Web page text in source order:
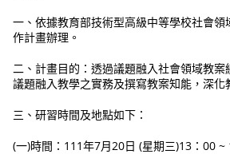
一、依據教育部技術型高級中等學校社會
作計畫辦理。
二、計畫目的：透過議題融入社會領域教
議題融入教學之實務及撰寫教案知能，深化
三、研習時間及地點如下：
(一)時間：111年7月20日 (星期三)13：00 ~